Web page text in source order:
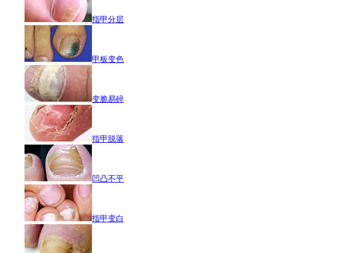
指甲分层
甲板变色
变脆易碎
指甲脱落
凹凸不平
指甲变白